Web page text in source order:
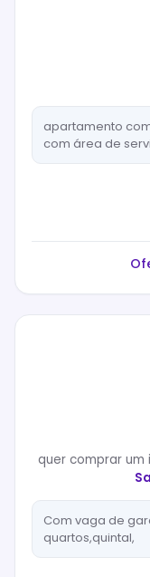
apartamento
com área de
quer comprarum
Com vaga de
quartos,quintal,